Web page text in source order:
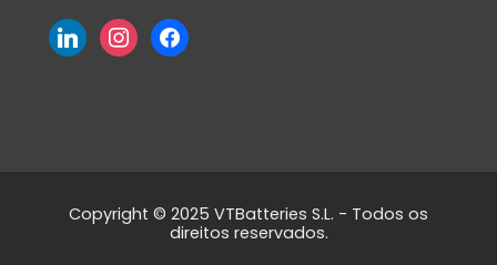
Copyright © 2025 VTBatteries S.L. - Todos os
direitos reservados.